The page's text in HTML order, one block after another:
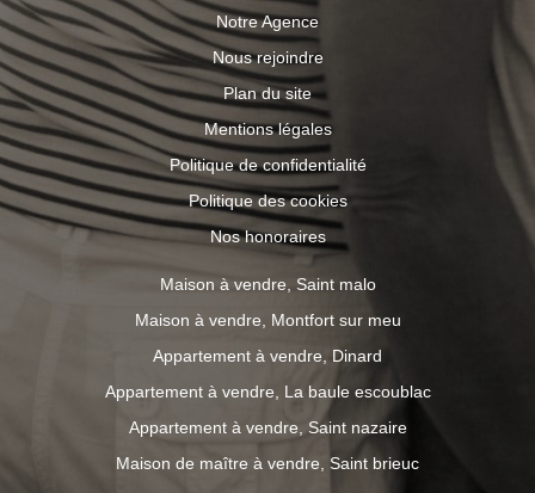
Notre Agence
Nous rejoindre
Plan du site
Mentions légales
Politique de confidentialité
Politique des cookies
Nos honoraires
Maison à vendre, Saint malo
Maison à vendre, Montfort sur meu
Appartement à vendre, Dinard
Appartement à vendre, La baule escoublac
Appartement à vendre, Saint nazaire
Maison de maître à vendre, Saint brieuc